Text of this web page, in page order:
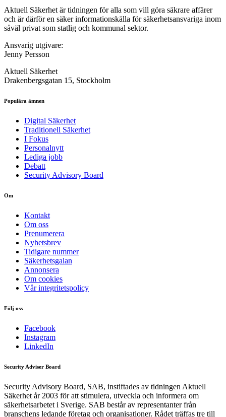
Aktuell Säkerhet är tidningen för alla som vill göra säkrare affärer
och är därför en säker informationskälla för säkerhets­ansvariga inom
såväl privat som statlig och kommunal sektor.
Ansvarig utgivare:
Jenny Persson
Aktuell Säkerhet
Drakenbergsgatan 15, Stockholm
Populära ämnen
Digital Säkerhet
Traditionell Säkerhet
I Fokus
Personalnytt
Lediga jobb
Debatt
Security Advisory Board
Om
Kontakt
Om oss
Prenumerera
Nyhetsbrev
Tidigare nummer
Säkerhetsgalan
Annonsera
Om cookies
Vår integritetspolicy
Följ oss
Facebook
Instagram
LinkedIn
Security Adviser Board
Security Advisory Board, SAB, instiftades av tidningen Aktuell
Säkerhet år 2003 för att stimulera, utveckla och informera om
säkerhetsarbetet i Sverige. SAB består av representanter från
branschens ledande företag och organisationer. Rådet träffas tre till